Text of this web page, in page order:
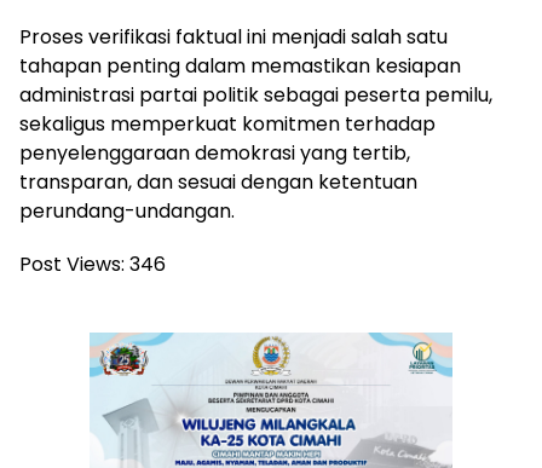
Proses verifikasi faktual ini menjadi salah satu
tahapan penting dalam memastikan kesiapan
administrasi partai politik sebagai peserta pemilu,
sekaligus memperkuat komitmen terhadap
penyelenggaraan demokrasi yang tertib,
transparan, dan sesuai dengan ketentuan
perundang-undangan.
Post Views: 346